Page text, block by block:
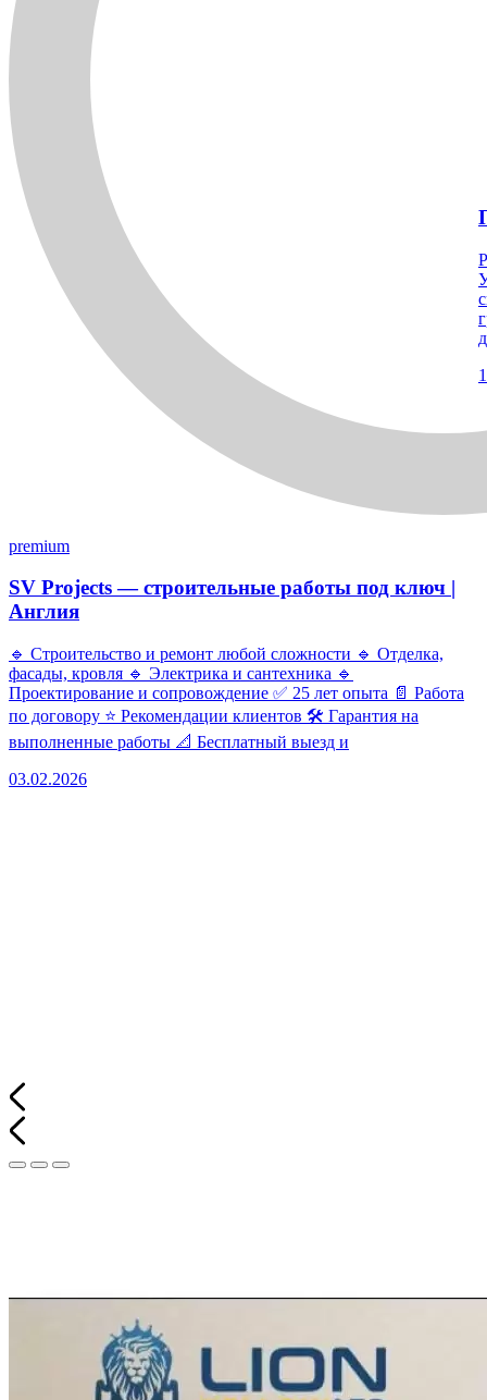
premium
SV Projects — строительные работы под ключ |
Англия
🔹 Строительство и ремонт любой сложности 🔹 Отделка,
фасады, кровля 🔹 Электрика и сантехника 🔹
Проектирование и сопровождение ✅ 25 лет опыта 📄 Работа
по договору ⭐ Рекомендации клиентов 🛠 Гарантия на
выполненные работы 📐 Бесплатный выезд и
03.02.2026